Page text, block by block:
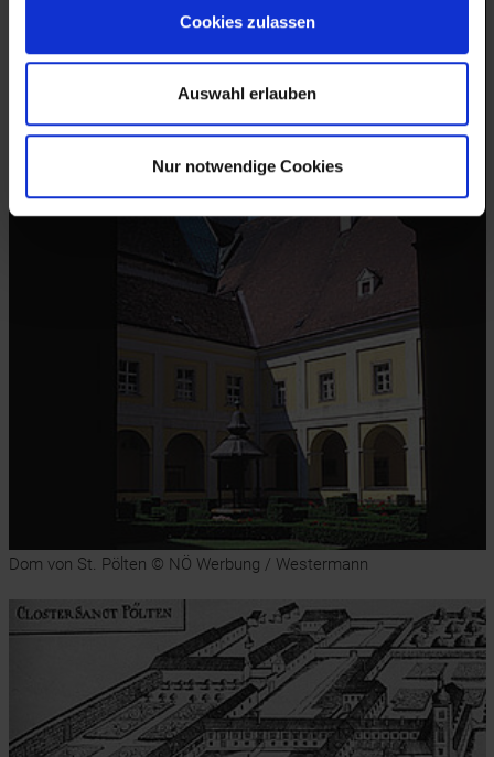
Cookies zulassen
Auswahl erlauben
Nur notwendige Cookies
Dom von St. Pölten © NÖ Werbung / Westermann